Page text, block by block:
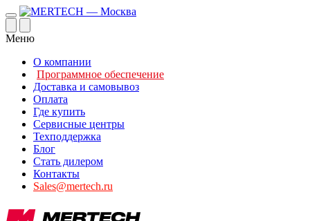
Меню
О компании
Программное обеспечение
Доставка и самовывоз
Оплата
Где купить
Сервисные центры
Техподдержка
Блог
Стать дилером
Контакты
Sales@mertech.ru